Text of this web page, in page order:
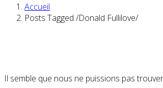
Accueil
Posts Tagged /Donald Fullilove/
Il semble que nous ne puissions pas